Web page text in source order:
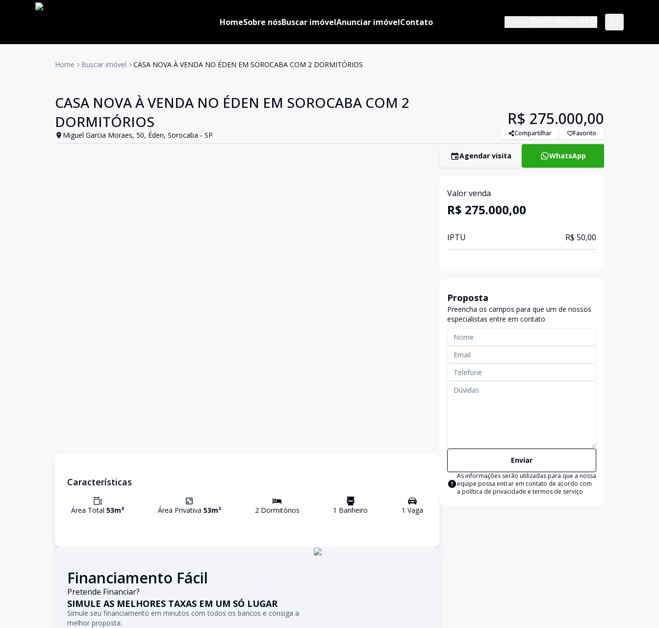
HomeSobre nósBuscar imóvelAnunciar imóvelContato
Home Buscar imóvel CASA NOVA À VENDA NO ÉDEN EM SOROCABA COM 2 DORMITÓRIOS
CASA NOVA À VENDA NO ÉDEN EM SOROCABA COM 2
DORMITÓRIOS
Miguel Garcia Moraes, 50, Éden, Sorocaba - SP
R$ 275.000,00
Compartilhar Favorito
Características
Área Total 53m² Área Privativa 53m² 2Dormitórios 1 Banheiro 1 Vaga
Financiamento Fácil
Pretende Financiar?
SIMULE AS MELHORES TAXAS EM UM SÓ LUGAR
Simule seu financiamento em minutos com todos os bancos e consiga a
melhor proposta.
Agendar visita WhatsApp
Valor venda
R$ 275.000,00
IPTU R$ 50,00
Proposta
Preencha os campos para que um de nossos
especialistas entre em contato
Enviar
As informações serão utilizadas para que a nossa
equipe possa entrar em contato de acordo com
a política de privacidade e termos de serviço